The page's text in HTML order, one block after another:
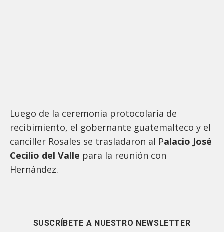
Luego de la ceremonia protocolaria de
recibimiento, el gobernante guatemalteco y el
canciller Rosales se trasladaron al Palacio José
Cecilio del Valle para la reunión con
Hernández.
SUSCRÍBETE A NUESTRO NEWSLETTER